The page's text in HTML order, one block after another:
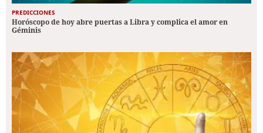
PREDICCIONES
Horóscopo de hoy abre puertas a Libra y complica el amor en
Géminis